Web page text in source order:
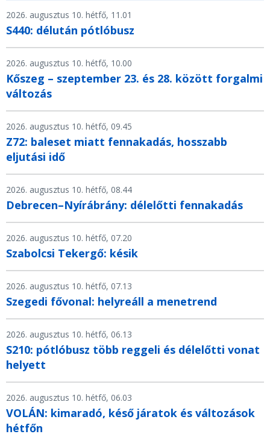
2026. augusztus 10. hétfő, 11.01
S440: délután pótlóbusz
2026. augusztus 10. hétfő, 10.00
Kőszeg – szeptember 23. és 28. között forgalmi
változás
2026. augusztus 10. hétfő, 09.45
Z72: baleset miatt fennakadás, hosszabb
eljutási idő
2026. augusztus 10. hétfő, 08.44
Debrecen–Nyírábrány: délelőtti fennakadás
2026. augusztus 10. hétfő, 07.20
Szabolcsi Tekergő: késik
2026. augusztus 10. hétfő, 07.13
Szegedi fővonal: helyreáll a menetrend
2026. augusztus 10. hétfő, 06.13
S210: pótlóbusz több reggeli és délelőtti vonat
helyett
2026. augusztus 10. hétfő, 06.03
VOLÁN: kimaradó, késő járatok és változások
hétfőn